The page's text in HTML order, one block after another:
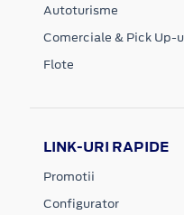
Autoturisme
Comerciale & Pick Up-
Flote
LINK-URI RAPIDE
Promotii
Configurator